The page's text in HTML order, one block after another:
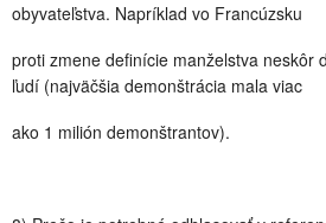
obyvateľstva. Napríklad vo Francúzsku
proti zmene definície manželstva neskôr
ľudí (najväčšia demonštrácia mala viac
ako 1 milión demonštrantov).